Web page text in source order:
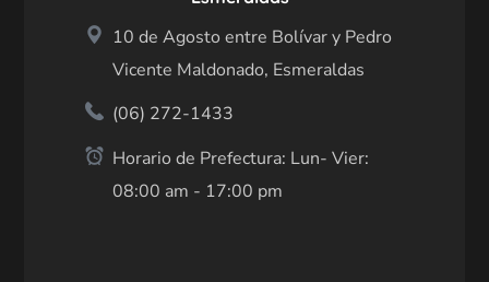
10 de Agosto entre Bolívar y Pedro
Vicente Maldonado, Esmeraldas
(06) 272-1433
Horario de Prefectura: Lun- Vier:
08:00 am - 17:00 pm